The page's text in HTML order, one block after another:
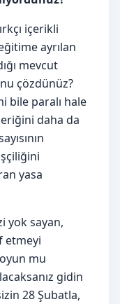
içerikli
ayrılan
mevcut
çözdünüz?
bile paralı hale
daha da
yasa
yok sayan,
etmeyi
mu
gidin
28 Şubatla,